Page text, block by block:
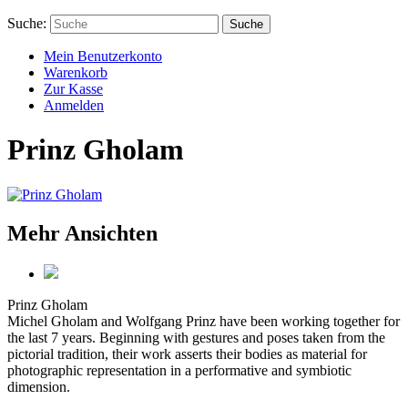
Suche: Suche
Mein Benutzerkonto
Warenkorb
Zur Kasse
Anmelden
Prinz Gholam
Mehr Ansichten
Prinz Gholam
Michel Gholam and Wolfgang Prinz have been working together for
the last 7 years. Beginning with gestures and poses taken from the
pictorial tradition, their work asserts their bodies as material for
photographic representation in a performative and symbiotic
dimension.